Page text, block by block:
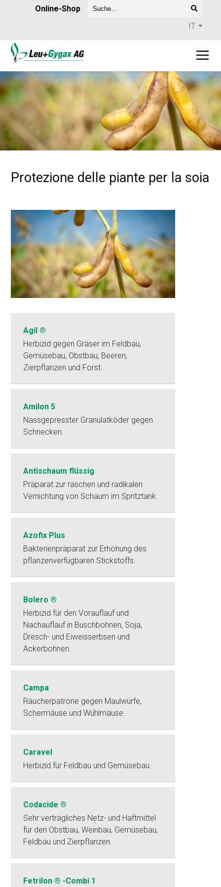
Online-Shop
IT
Protezione delle piante per la soia
Agil ®
Herbizid gegen Gräser im Feldbau,
Gemüsebau, Obstbau, Beeren,
Zierpflanzen und Forst.
Amilon 5
Nassgepresster Granulatköder gegen
Schnecken.
Antischaum flüssig
Präparat zur raschen und radikalen
Vernichtung von Schaum im Spritztank.
Azofix Plus
Bakterienpräparat zur Erhöhung des
pflanzenverfügbaren Stickstoffs.
Bolero ®
Herbizid für den Vorauflauf und
Nachauflauf in Buschbohnen, Soja,
Dresch- und Eiweisserbsen und
Ackerbohnen.
Campa
Räucherpatrone gegen Maulwürfe,
Schermäuse und Wühlmäuse.
Caravel
Herbizid für Feldbau und Gemüsebau.
Codacide ®
Sehr verträgliches Netz- und Haftmittel
für den Obstbau, Weinbau, Gemüsebau,
Feldbau und Zierpflanzen.
Fetrilon ® -Combi 1